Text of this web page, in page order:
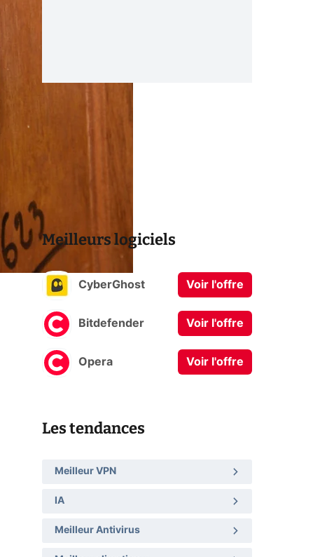
Meilleurs logiciels
CyberGhost Voir l'offre
Bitdefender Voir l'offre
Opera Voir l'offre
Les tendances
Meilleur VPN
IA
Meilleur Antivirus